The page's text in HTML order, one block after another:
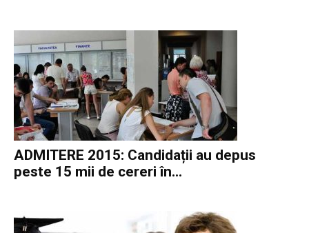
ADMITERE 2015: Candidații au depus
peste 15 mii de cereri în...